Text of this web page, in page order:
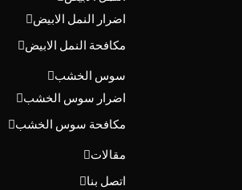
اضرار النمل الابيض
مكافحة النمل الابيض
سوس الخشب
اضرار سوس الخشب
مكافحة سوس الخشب
مقالات
اتصل بنا